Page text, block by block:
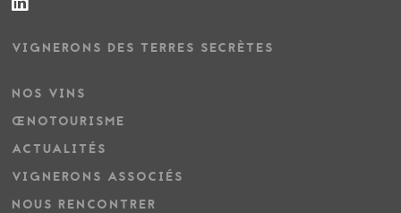
VIGNERONS DES TERRES SECRÈTES
NOS VINS
ŒNOTOURISME
ACTUALITÉS
VIGNERONS ASSOCIÉS
NOUS RENCONTRER